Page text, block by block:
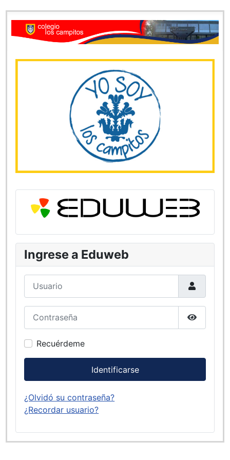
Ingrese a Eduweb
Mostrar
Recuérdeme
Identificarse
¿Olvidó su contraseña?
¿Recordar usuario?